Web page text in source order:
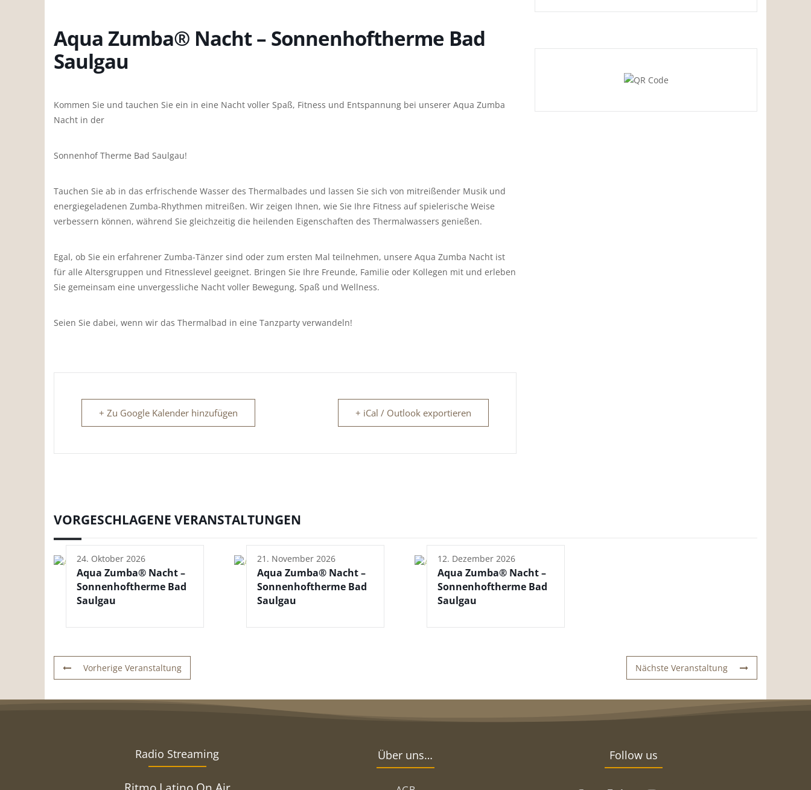
Aqua Zumba® Nacht – Sonnenhoftherme Bad
Saulgau
Kommen Sie und tauchen Sie ein in eine Nacht voller Spaß, Fitness und Entspannung bei unserer Aqua Zumba
Nacht in der
Sonnenhof Therme Bad Saulgau!
Tauchen Sie ab in das erfrischende Wasser des Thermalbades und lassen Sie sich von mitreißender Musik und
energiegeladenen Zumba-Rhythmen mitreißen. Wir zeigen Ihnen, wie Sie Ihre Fitness auf spielerische Weise
verbessern können, während Sie gleichzeitig die heilenden Eigenschaften des Thermalwassers genießen.
Egal, ob Sie ein erfahrener Zumba-Tänzer sind oder zum ersten Mal teilnehmen, unsere Aqua Zumba Nacht ist
für alle Altersgruppen und Fitnesslevel geeignet. Bringen Sie Ihre Freunde, Familie oder Kollegen mit und erleben
Sie gemeinsam eine unvergessliche Nacht voller Bewegung, Spaß und Wellness.
Seien Sie dabei, wenn wir das Thermalbad in eine Tanzparty verwandeln!
+ Zu Google Kalender hinzufügen + iCal / Outlook exportieren
VORGESCHLAGENE VERANSTALTUNGEN
24. Oktober 2026
Aqua Zumba® Nacht –
Sonnenhoftherme Bad
Saulgau
21. November 2026
Aqua Zumba® Nacht –
Sonnenhoftherme Bad
Saulgau
12. Dezember 2026
Aqua Zumba® Nacht –
Sonnenhoftherme Bad
Saulgau
Vorherige Veranstaltung Nächste Veranstaltung
Radio Streaming Über uns… Follow us